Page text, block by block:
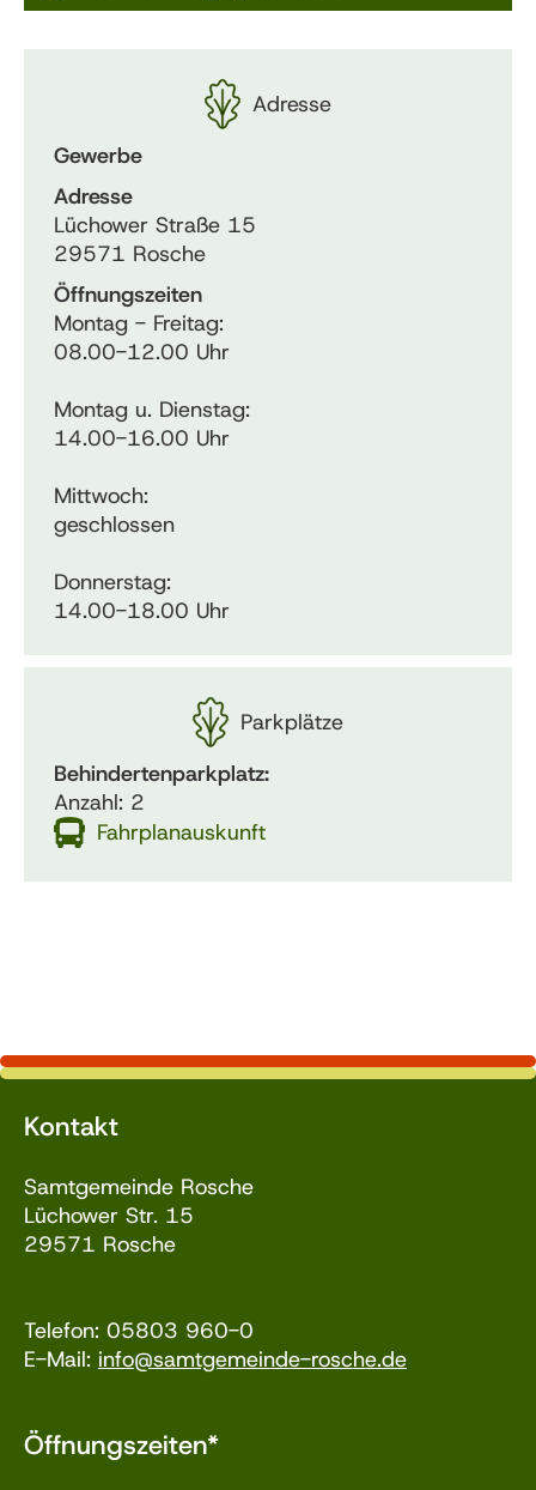
Adresse
Gewerbe
Adresse
Lüchower Straße 15
29571 Rosche
Öffnungszeiten
Montag - Freitag:
08.00-12.00 Uhr
Montag u. Dienstag:
14.00-16.00 Uhr
Mittwoch:
geschlossen
Donnerstag:
14.00-18.00 Uhr
Parkplätze
Behindertenparkplatz:
Anzahl: 2
Fahrplanauskunft
Kontakt
Samtgemeinde Rosche
Lüchower Str. 15
29571 Rosche
Telefon: 05803 960-0
E-Mail: info@samtgemeinde-rosche.de
Öffnungszeiten*